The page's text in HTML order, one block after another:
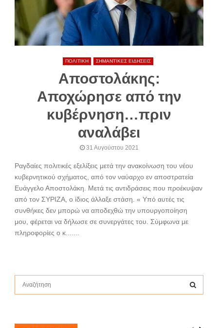
ΠΟΛΙΤΙΚΗ ΣΗΜΑΝΤΙΚΕΣ ΕΙΔΗΣΕΙΣ
Αποστολάκης:
Αποχώρησε από την
κυβέρνηση…πριν
αναλάβει
31 Αυγούστου 2021
Ραγδαίες πολιτικές εξελίξεις μετά την ανακοίνωση του νέου
κυβερνητικού σχήματος, από τον ναύαρχο εν αποστρατεία
Ευάγγελο Αποστολάκη. Μετά τις αντιδράσεις που προέκυψαν
από τον ΣΥΡΙΖA, ο ίδιος άλλαξε στάση. « Υπό αυτές τις
συνθήκες δεν μπορώ να αποδεχθώ την υπουργοποίηση
μου, φέρεται να δήλωσε σε συνεργάτες του. Σύμφωνα με
πληροφορίες ο κ.......